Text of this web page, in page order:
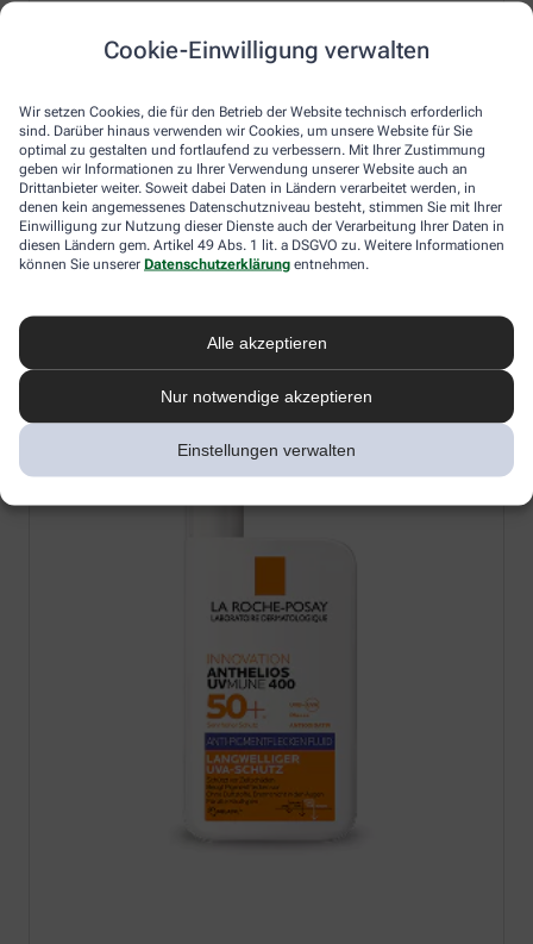
Cookie-Einwilligung verwalten
Wir setzen Cookies, die für den Betrieb der Website technisch erforderlich
sind. Darüber hinaus verwenden wir Cookies, um unsere Website für Sie
optimal zu gestalten und fortlaufend zu verbessern. Mit Ihrer Zustimmung
geben wir Informationen zu Ihrer Verwendung unserer Website auch an
Drittanbieter weiter. Soweit dabei Daten in Ländern verarbeitet werden, in
denen kein angemessenes Datenschutzniveau besteht, stimmen Sie mit Ihrer
Einwilligung zur Nutzung dieser Dienste auch der Verarbeitung Ihrer Daten in
diesen Ländern gem. Artikel 49 Abs. 1 lit. a DSGVO zu. Weitere Informationen
können Sie unserer Datenschutzerklärung entnehmen.
Alle akzeptieren
Nur notwendige akzeptieren
Einstellungen verwalten
patentiertem Wirkstoff Melasyl gegen
Pigmentflecken und Niacinamid, 30ml
Anti-Pigmentflecken-Serum mit patentiertem Melasyl zur
Regulierung von Melanin und 10 % Niacinamid für eine
entzündungshemmende und beruhigende Wirkung.
Zum Produkt